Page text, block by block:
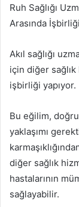
Ruh Sağlığı
Arasında
Akıl sağlığı
için diğer sağlık
işbirliği yapıyor.
Bu eğilim,
yaklaşımı
diğer sağlık
hastalarının
sağlayabilir.